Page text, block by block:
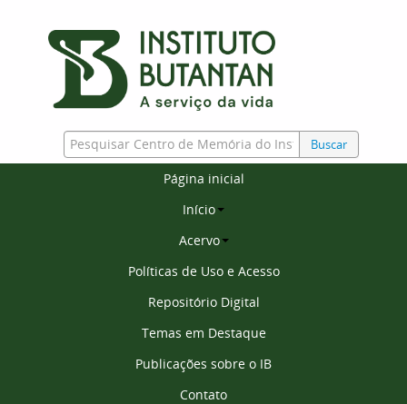
Buscar
Página inicial
Início
Acervo
Políticas de Uso e Acesso
Repositório Digital
Temas em Destaque
Publicações sobre o IB
Contato